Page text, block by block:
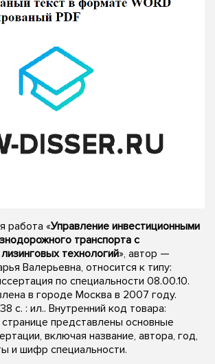
работа «Управление инвестиционными
транспорта с
технологий», автор —
Валерьевна, относится к типу:
по специальности 08.00.10.
в городе Москва в 2007 году.
с. : ил.. Внутренний код товара:
представлены основные
включая название, автора, год,
и шифр специальности.